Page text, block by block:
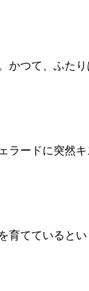
かつて、ふた
ードに突然
てていると